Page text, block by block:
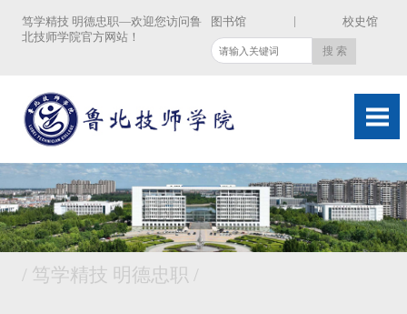
笃学精技 明德忠职—欢迎您访问鲁
北技师学院官方网站！
图书馆 | 校史馆
/ 笃学精技 明德忠职 /